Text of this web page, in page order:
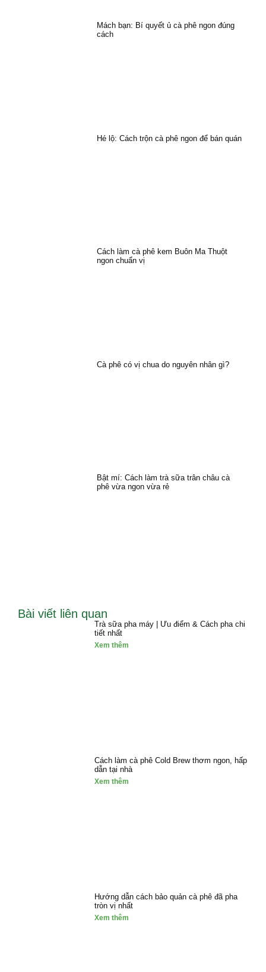
Mách bạn: Bí quyết ủ cà phê ngon đúng
cách
Hé lộ: Cách trộn cà phê ngon để bán quán
Cách làm cà phê kem Buôn Ma Thuột
ngon chuẩn vị
Cà phê có vị chua do nguyên nhân gì?
Bật mí: Cách làm trà sữa trân châu cà
phê vừa ngon vừa rẻ
Bài viết liên quan
Trà sữa pha máy | Ưu điểm & Cách pha chi
tiết nhất
Xem thêm
Cách làm cà phê Cold Brew thơm ngon, hấp
dẫn tại nhà
Xem thêm
Hướng dẫn cách bảo quản cà phê đã pha
tròn vị nhất
Xem thêm